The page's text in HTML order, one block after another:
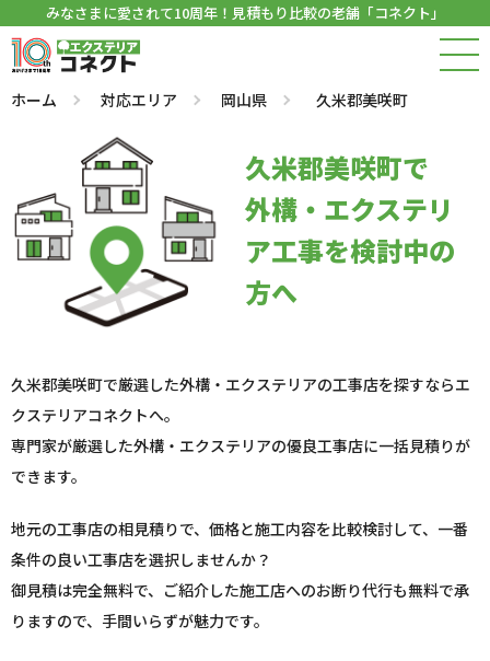
みなさまに愛されて10周年！見積もり比較の老舗「コネクト」
ホーム 対応エリア 岡山県 久米郡美咲町
久米郡美咲町で
外構・エクステリ
ア工事を検討中の
方へ
久米郡美咲町で厳選した外構・エクステリアの工事店を探すならエ
クステリアコネクトへ。
専門家が厳選した外構・エクステリアの優良工事店に一括見積りが
できます。
地元の工事店の相見積りで、価格と施工内容を比較検討して、一番
条件の良い工事店を選択しませんか？
御見積は完全無料で、ご紹介した施工店へのお断り代行も無料で承
りますので、手間いらずが魅力です。